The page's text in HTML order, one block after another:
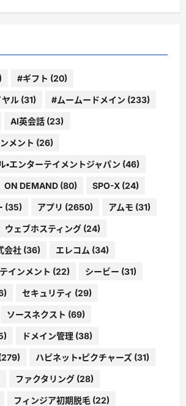
#ギフト (20)
ル (31) #ムームードメイン (233)
AI英会話 (23)
メント (26)
・エンターテイメントジャパン (46)
ON DEMAND (80) SPO-X (24)
(35) アプリ (2650) アムモ (31)
ウェブホスティング (24)
会社 (36) エレコム (34)
インメント (22) シービー (31)
セキュリティ (29)
ソースネクスト (69)
ドメイン管理 (38)
ハピネット・ピクチャーズ (31)
ファクタリング (28)
フィンジア初期脱毛 (22)